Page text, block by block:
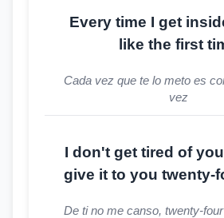
Every time I get
like the first
Cada vez que te lo meto es
vez
I don't get tired of
give it to you twenty-
De ti no me canso, twenty-